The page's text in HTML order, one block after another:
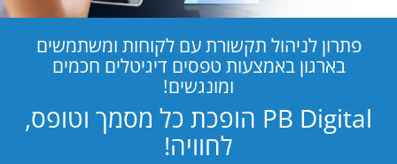
פתרון לניהול תקשורת עם לקוחות ומשתמשים
בארגון באמצעות טפסים דיגיטלים חכמים
ומונגשים!
PB Digital הופכת כל מסמך וטופס,
לחוויה!